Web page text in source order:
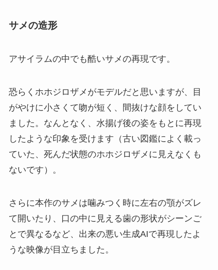
サメの造形
アサイラムの中でも酷いサメの再現です。
恐らくホホジロザメがモデルだと思いますが、目
がやけに小さくて吻が短く、間抜けな顔をしてい
ました。なんとなく、水揚げ後の姿をもとに再現
したような印象を受けます（古い図鑑によく載っ
ていた、死んだ状態のホホジロザメに見えなくも
ないです）。
さらに本作のサメは噛みつく時に左右の顎がズレ
て開いたり、口の中に見える歯の形状がシーンご
とで異なるなど、出来の悪い生成AIで再現したよ
うな映像が目立ちました。